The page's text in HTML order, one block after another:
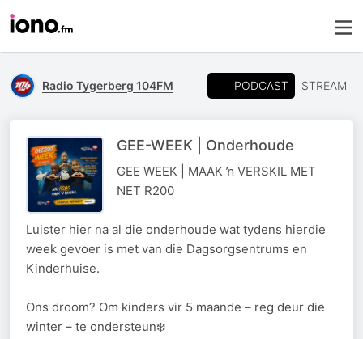
Radio Tygerberg 104FM PODCAST STREAM
GEE-WEEK | Onderhoude
GEE WEEK | MAAK ŉ VERSKIL MET
NET R200
Luister hier na al die onderhoude wat tydens hierdie
week gevoer is met van die Dagsorgsentrums en
Kinderhuise.
Ons droom? Om kinders vir 5 maande – reg deur die
winter – te ondersteun❄️